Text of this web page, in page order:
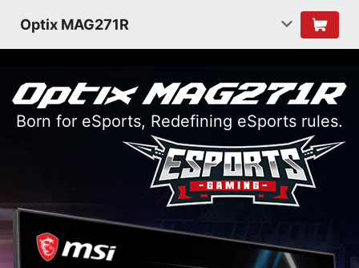
Optix MAG271R
Born for eSports, Redefining eSports rules.